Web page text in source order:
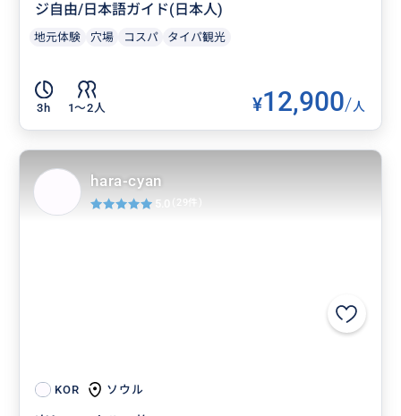
ジ自由/日本語ガイド(日本人)
地元体験 穴場 コスパ タイパ観光
3h 1〜2人 ¥12,900/人
KOR ソウル
hara-cyan
5.0 (29件)